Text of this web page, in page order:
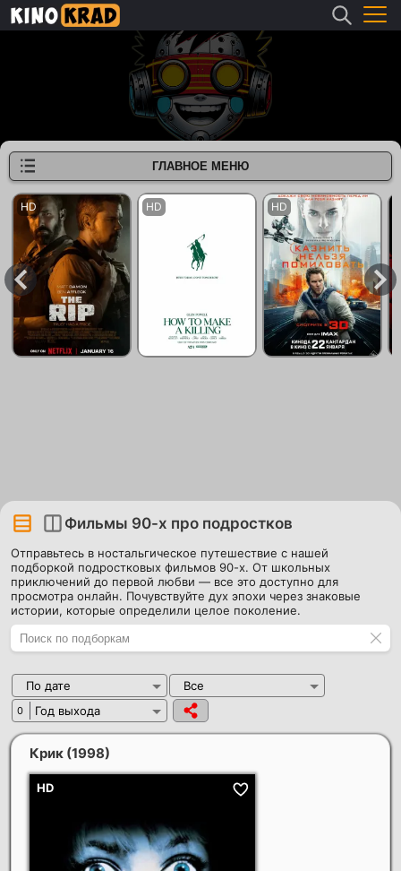
Фильмы 90-х про подростков
Отправьтесь в ностальгическое путешествие с нашей
подборкой подростковых фильмов 90-х. От школьных
приключений до первой любви — все это доступно для
просмотра онлайн. Почувствуйте дух эпохи через знаковые
истории, которые определили целое поколение.
По дате Все
0 Год выхода
Крик (1998)
ГЛАВНОЕ МЕНЮ